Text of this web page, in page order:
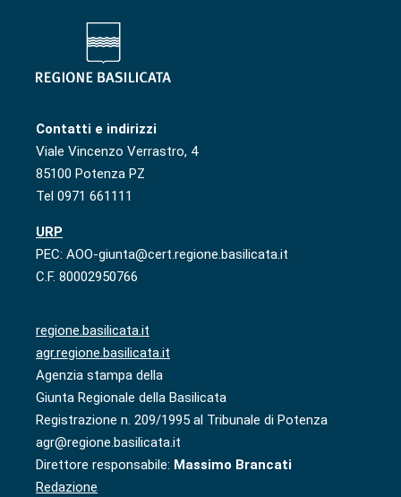
Contatti e indirizzi
Viale Vincenzo Verrastro, 4
85100 Potenza PZ
Tel 0971 661111
URP
PEC: AOO-giunta@cert.regione.basilicata.it
C.F. 80002950766
regione.basilicata.it
agr.regione.basilicata.it
Agenzia stampa della
Giunta Regionale della Basilicata
Registrazione n. 209/1995 al Tribunale di Potenza
agr@regione.basilicata.it
Direttore responsabile: Massimo Brancati
Redazione